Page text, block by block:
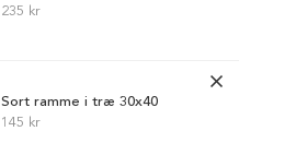
235 kr
Sort ramme i træ 30x40
145 kr